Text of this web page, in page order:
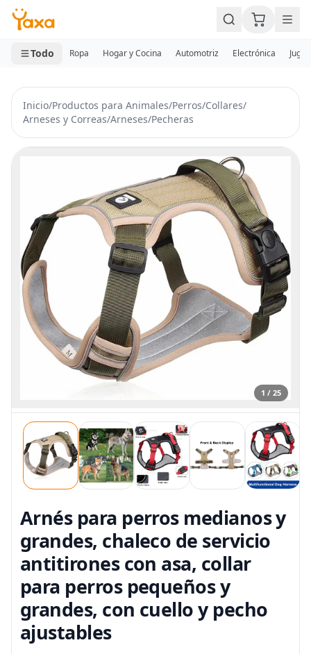
MINI CARRITO
0 productos
Todo Ropa Hogar y Cocina Automotriz Electrónica
Inicio/Productos para Animales/Perros/Collares/
Arneses y Correas/Arneses/Pecheras
1 / 25
Arnés para perros medianos y
grandes, chaleco de servicio
antitirones con asa, collar
para perros pequeños y
grandes, con cuello y pecho
ajustables